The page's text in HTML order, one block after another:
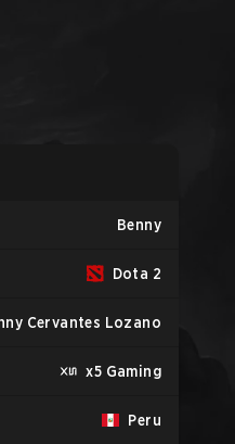
Benny
Dota 2
Cervantes Lozano
x5 Gaming
Peru